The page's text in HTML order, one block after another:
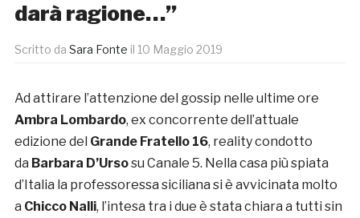
darà ragione…”
Scritto da Sara Fonte il 10 Maggio 2019
Ad attirare l’attenzione del gossip nelle ultime ore
Ambra Lombardo, ex concorrente dell’attuale
edizione del Grande Fratello 16, reality condotto
da Barbara D’Ursosu Canale 5. Nella casa più spiata
d’Italia la professoressa siciliana si è avvicinata molto
a Chicco Nalli, l’intesa tra i due è stata chiara a tutti sin